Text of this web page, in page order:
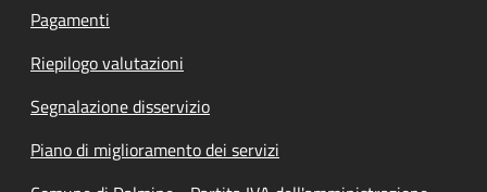
Pagamenti
Riepilogo valutazioni
Segnalazione disservizio
Piano di miglioramento dei servizi